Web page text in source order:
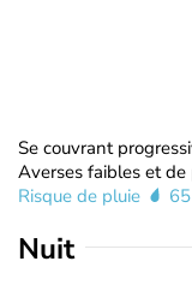
Se couvrant
Averses faibles et de
Risque de pluie
Nuit